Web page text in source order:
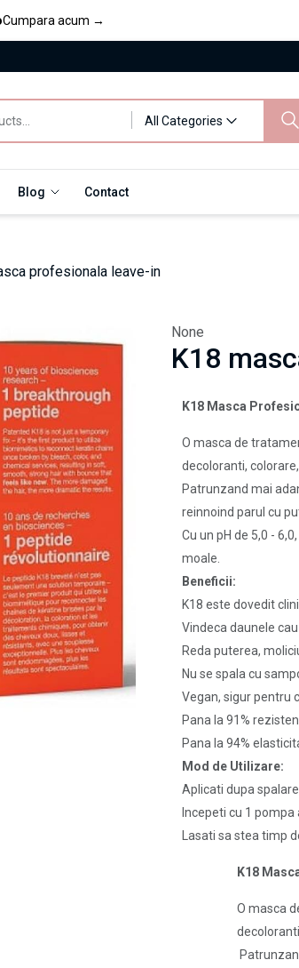
Cumpara acum →
All Categories
Blog Contact
profesionala leave-in
None
K18
K18 Masca
O masca de
decoloranti,
Patrunzand mai
reinnoind parul cu
Cu un pH de 5,0 -
moale.
Beneficii:
K18 este dovedit
Vindeca daunele
Reda puterea,
Nu se spala cu
Vegan, sigur pentru
Pana la 91%
Pana la 94%
Mod de Utilizare:
Aplicati dupa
Incepeti cu 1
Lasati sa stea timp
K18
O masca